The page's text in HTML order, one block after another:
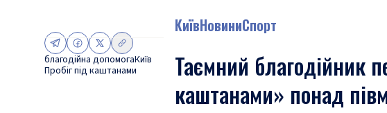
благодійна допомогаКиїв
Пробіг під каштанами
КиївНовиниСпорт
Таємний благодійник
каштанами» понад